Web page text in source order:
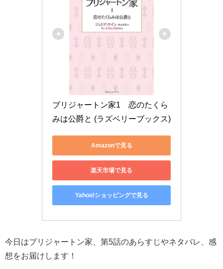
ブリジャートン家1　恋のたくら
みは公爵と (ラズベリーブックス)
Amazonで見る
楽天市場で見る
Yahoo!ショッピングで見る
今日はブリジャートン家、第5話のあらすじやネタバレ、感
想をお届けします！